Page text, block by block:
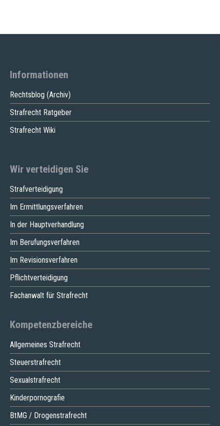
Informationen
Rechtsblog (Archiv)
Strafrecht Ratgeber
Strafrecht Wiki
Wir verteidigen Sie
Strafverteidigung
Im Ermittlungsverfahren
In der Hauptverhandlung
Im Berufungsverfahren
Im Revisionsverfahren
Pflichtverteidigung
Fachanwalt für Strafrecht
Kompetenzbereiche
Allgemeines Strafrecht
Steuerstrafrecht
Sexualstrafrecht
Kinderpornografie
BtMG / Drogenstrafrecht